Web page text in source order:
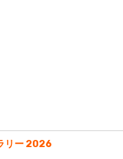
リー 2026